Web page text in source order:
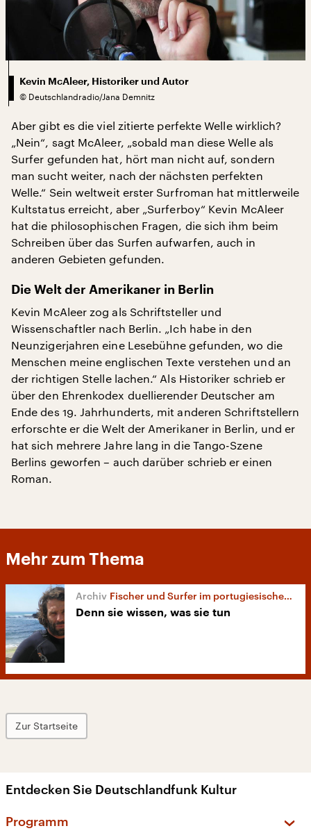
Kevin McAleer, Historiker und Autor
© Deutschlandradio/Jana Demnitz
Aber gibt es die viel zitierte perfekte Welle wirklich?
„Nein“, sagt McAleer, „sobald man diese Welle als
Surfer gefunden hat, hört man nicht auf, sondern
man sucht weiter, nach der nächsten perfekten
Welle.“ Sein weltweit erster Surfroman hat mittlerweile
Kultstatus erreicht, aber „Surferboy“ Kevin McAleer
hat die philosophischen Fragen, die sich ihm beim
Schreiben über das Surfen aufwarfen, auch in
anderen Gebieten gefunden.
Die Welt der Amerikaner in Berlin
Kevin McAleer zog als Schriftsteller und
Wissenschaftler nach Berlin. „Ich habe in den
Neunzigerjahren eine Lesebühne gefunden, wo die
Menschen meine englischen Texte verstehen und an
der richtigen Stelle lachen.“ Als Historiker schrieb er
über den Ehrenkodex duellierender Deutscher am
Ende des 19. Jahrhunderts, mit anderen Schriftstellern
erforschte er die Welt der Amerikaner in Berlin, und er
hat sich mehrere Jahre lang in die Tango-Szene
Berlins geworfen – auch darüber schrieb er einen
Roman.
Mehr zum Thema
Fischer und Surfer im portugiesischen Nazaré
Denn sie wissen, was sie tun
Zur Startseite
Entdecken Sie Deutschlandfunk Kultur
Programm